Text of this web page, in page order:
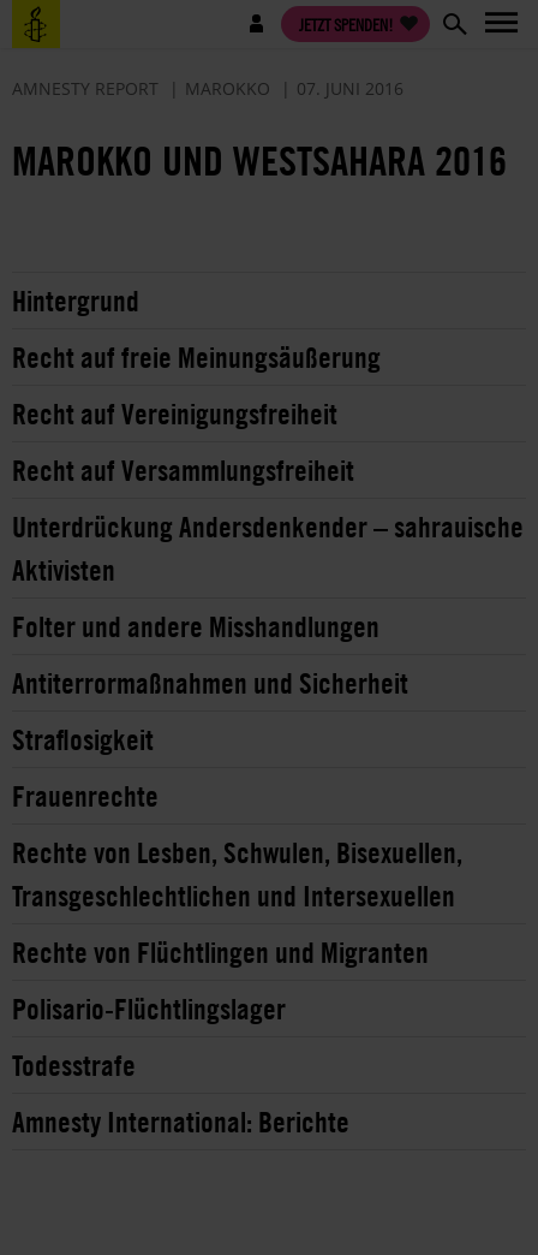
Direkt
zum
Benutzermenü JETZT SPENDEN!
AMNESTY REPORT MAROKKO 07. JUNI 2016
MAROKKO UND WESTSAHARA 2016
Hintergrund
Recht auf freie Meinungsäußerung
Recht auf Vereinigungsfreiheit
Recht auf Versammlungsfreiheit
Unterdrückung Andersdenkender – sahrauische
Aktivisten
Folter und andere Misshandlungen
Antiterrormaßnahmen und Sicherheit
Straflosigkeit
Frauenrechte
Rechte von Lesben, Schwulen, Bisexuellen,
Transgeschlechtlichen und Intersexuellen
Rechte von Flüchtlingen und Migranten
Polisario-Flüchtlingslager
Todesstrafe
Amnesty International: Berichte